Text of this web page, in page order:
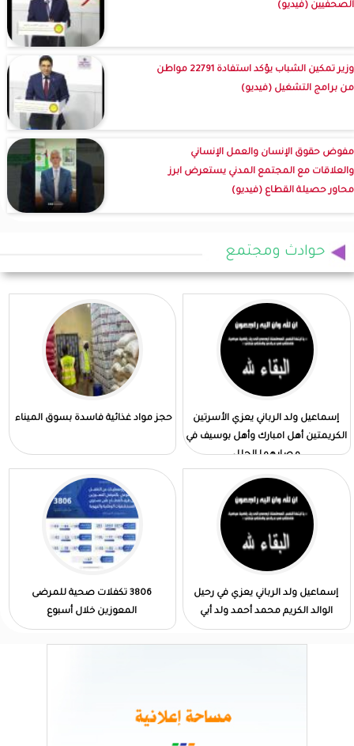
الصحفيين (فيديو)
وزير تمكين الشباب يؤكد استفادة 22791 مواطن
من برامج التشغيل (فيديو)
مفوض حقوق الإنسان والعمل الإنساني
والعلاقات مع المجتمع المدني يستعرض ابرز
محاور حصيلة القطاع (فيديو)
حوادث ومجتمع
إسماعيل ولد الرباني يعزي الأسرتين
الكريمتين أهل امبارك وأهل بوسيف في
مصابهما الجلل
حجز مواد غذائية فاسدة بسوق الميناء
إسماعيل ولد الرباني يعزي في رحيل
الوالد الكريم محمد أحمد ولد أبي
3806 تكفلات صحية للمرضى
المعوزين خلال أسبوع